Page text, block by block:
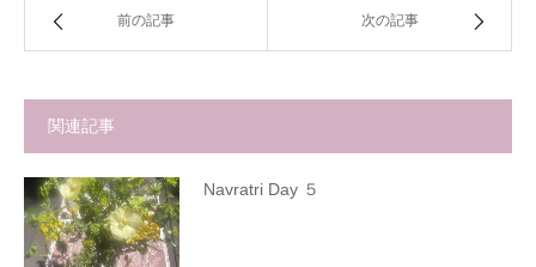
前の記事 次の記事
関連記事
Navratri Day ５